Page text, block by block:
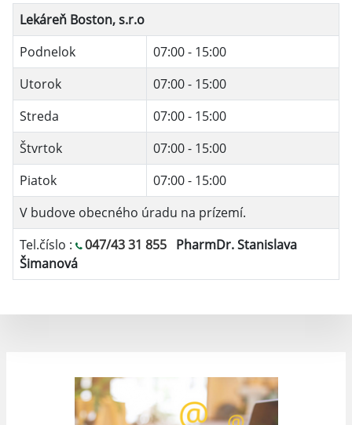
Lekáreň Boston, s.r.o
Podnelok
07:00 - 15:00
Utorok
07:00 - 15:00
Streda
07:00 - 15:00
Štvrtok
07:00 - 15:00
Piatok
07:00 - 15:00
V budove obecného úradu na prízemí.
Tel.číslo :
047/43 31 855 PharmDr. Stanislava
Šimanová